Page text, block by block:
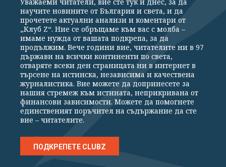
Общи условия
Политика за поверителност
Реклама
Партньори Контакти
За Клуб Z
Екип
Подкрепете ни
Издател на www.clubz.bg е „Клуб Зебра Медия“ ЕООД, София, ул. "Алеко
Константинов" 3. Всички права запазени 2026 „Клуб Зебра Медия“
Препечатването на материали, снимки и видео от www.clubz.bg без
разрешение ще бъде преследвано по съдебен път, съгласно
ОБЩИТЕ УСЛОВИЯ
научите новините от България и света, и да
прочетете актуални анализи и коментари от
„Клуб Z“. Ние се обръщаме към вас с молба –
имаме нужда от вашата подкрепа, за да
продължим. Вече години вие, читателите ни в 97
държави на всички континенти по света,
отваряте всеки ден страницата ни в интернет в
търсене на истинска, независима и качествена
журналистика. Вие можете да допринесете за
нашия стремеж към истината, неприкривана от
финансови зависимости. Можете да помогнете
единственият поръчител на съдържание да сте
вие – читателите.
ПОДКРЕПЕТЕ CLUBZ